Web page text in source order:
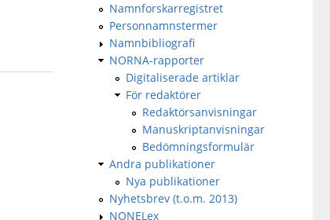
Namnforskarregistret
Personnamnstermer
Namnbibliografi
NORNA-rapporter
Digitaliserade artiklar
För redaktörer
Redaktörsanvisningar
Manuskriptanvisningar
Bedömningsformulär
Andra publikationer
Nya publikationer
Nyhetsbrev (t.o.m. 2013)
NONELex